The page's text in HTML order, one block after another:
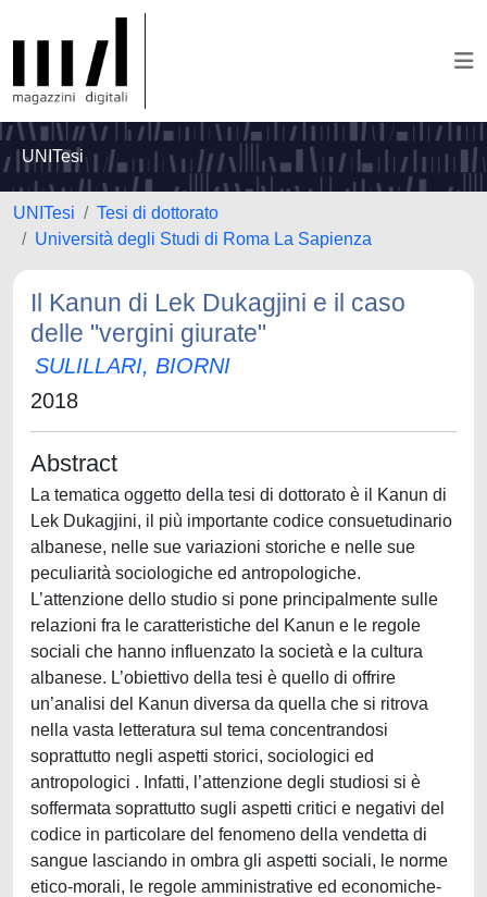
UNITesi
UNITesi
Tesi di dottorato
Università degli Studi di Roma La Sapienza
Il Kanun di Lek Dukagjini e il caso
delle "vergini giurate"
SULILLARI, BIORNI
2018
Abstract
La tematica oggetto della tesi di dottorato è il Kanun di
Lek Dukagjini, il più importante codice consuetudinario
albanese, nelle sue variazioni storiche e nelle sue
peculiarità sociologiche ed antropologiche.
L’attenzione dello studio si pone principalmente sulle
relazioni fra le caratteristiche del Kanun e le regole
sociali che hanno influenzato la società e la cultura
albanese. L’obiettivo della tesi è quello di offrire
un’analisi del Kanun diversa da quella che si ritrova
nella vasta letteratura sul tema concentrandosi
soprattutto negli aspetti storici, sociologici ed
antropologici . Infatti, l’attenzione degli studiosi si è
soffermata soprattutto sugli aspetti critici e negativi del
codice in particolare del fenomeno della vendetta di
sangue lasciando in ombra gli aspetti sociali, le norme
etico-morali, le regole amministrative ed economiche-